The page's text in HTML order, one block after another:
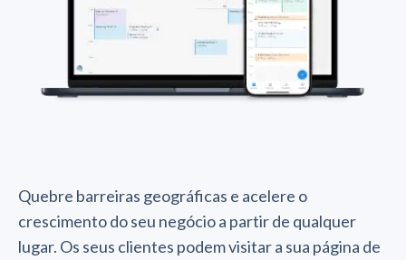
Quebre barreiras geográficas e acelere o
crescimento do seu negócio a partir de qualquer
lugar. Os seus clientes podem visitar a sua página de